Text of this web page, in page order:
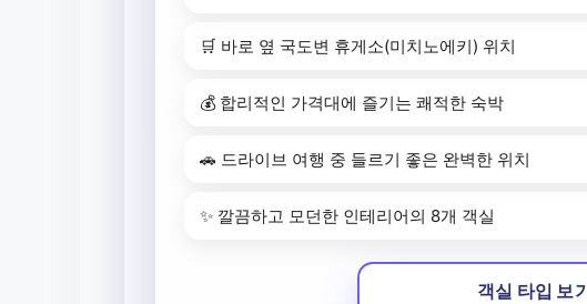
🛒 바로 옆 국도변 휴게소(미치노에키) 위치
💰 합리적인 가격대에 즐기는 쾌적한 숙박
🚗 드라이브 여행 중 들르기 좋은 완벽한 위치
✨ 깔끔하고 모던한 인테리어의 8개 객실
객실 타입 보기